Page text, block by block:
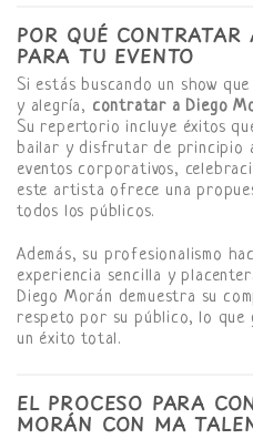
POR QUÉ
PARA TU EVENTO
Si estás buscando un show
y alegría, contratar a Diego
Su repertorio incluye éxitos
bailar y disfrutar de principio
eventos corporativos,
este artista ofrece una
todos los públicos.
Además, su profesionalismo
experiencia sencilla y
Diego Morán demuestra su
respeto por su público, lo que
un éxito total.
EL PROCESO PARA
MORÁN CON MA